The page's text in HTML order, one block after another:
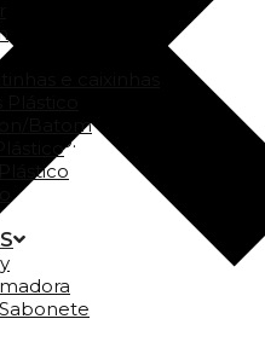
e caixinhas
Batom